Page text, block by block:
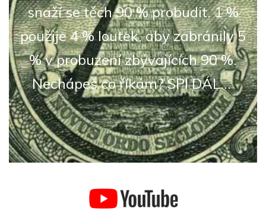
snaží se těch 90 % probudit. 1 %
použije 4 % loutek, aby zabránily 5
% v probuzení zbývajících 90 %.
Nechápeš co říkám? SPI DÁL...